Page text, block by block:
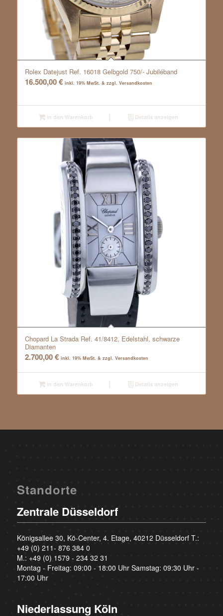
Rolex Datejust Ref. 16018 Gelbgold 750/- Jubiléband
16.500,00€ inkl. 19% MwSt. & zzgl. Versandkosten
In den Warenkorb Details anzeigen
Chopard La Strada Ref. 41/8412, Edelstahl, schwarze
Diamanten
2.700,00€ inkl. 19% MwSt. & zzgl. Versandkosten
In den Warenkorb Details anzeigen
Standorte
Zentrale Düsseldorf
Königsallee 30, Kö-Center, 4. Etage, 40212 Düsseldorf T.:
+49 (0) 211- 876 384 0
M.: +49 (0) 1579 - 234 32 31
Montag - Freitag: 09:00 - 18:00 Uhr Samstag: 09:30 Uhr -
17:00 Uhr
Niederlassung Köln